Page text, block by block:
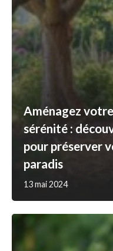
Aménagez
sérénité :
pour préserver
paradis
13 mai 2024